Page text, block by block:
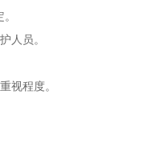
人员。
视程度。